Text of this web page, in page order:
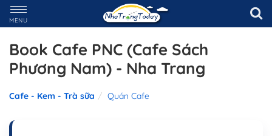
MENU
Book Cafe PNC (Cafe Sách
Phương Nam) - Nha Trang
Cafe - Kem - Trà sữa Quán Cafe